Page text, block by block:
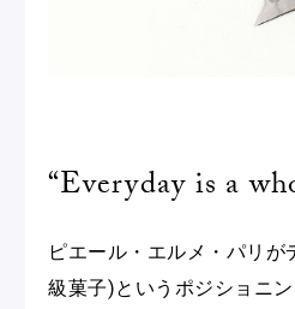
“Everyday is a
ピエール・エルメ・パリ
級菓子)というポジショニ